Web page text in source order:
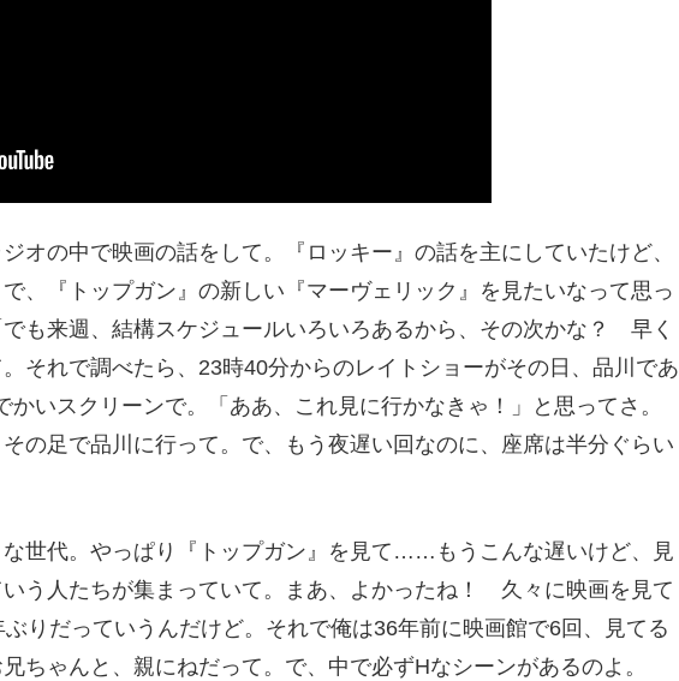
オの中で映画の話をして。『ロッキー』の話を主にしていたけど、
で、『トップガン』の新しい『マーヴェリック』を見たいなって思っ
も来週、結構スケジュールいろいろあるから、その次かな？ 早く
それで調べたら、23時40分からのレイトショーがその日、品川であ
かいスクリーンで。「ああ、これ見に行かなきゃ！」と思ってさ。
の足で品川に行って。で、もう夜遅い回なのに、座席は半分ぐらい
世代。やっぱり『トップガン』を見て……もうこんな遅いけど、見
う人たちが集まっていて。まあ、よかったね！ 久々に映画を見て
りだっていうんだけど。それで俺は36年前に映画館で6回、見てる
ちゃんと、親にねだって。で、中で必ずHなシーンがあるのよ。